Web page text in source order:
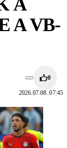
A VB-
0
2026.07.08. 07:45